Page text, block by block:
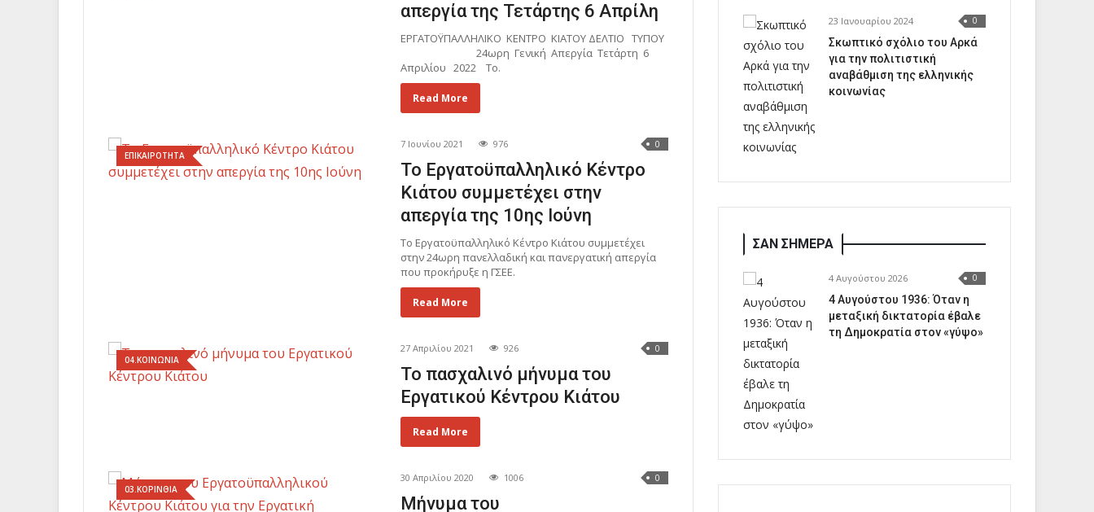
απεργία της Τετάρτης 6 Απρίλη
ΕΡΓΑΤΟΫΠΑΛΛΗΛΙΚΟ ΚΕΝΤΡΟ ΚΙΑΤΟΥ ΔΕΛΤΙΟ ΤΥΠΟΥ
24ωρη Γενική Απεργία Τετάρτη 6
Απριλίου 2022 Το.
Read More
ΕΠΙΚΑΙΡΟΤΗΤΑ
7 Ιουνίου 2021 976 0
Το Εργατοϋπαλληλικό Κέντρο
Κιάτου συμμετέχει στην
απεργία της 10ης Ιούνη
Το Εργατοϋπαλληλικό Κέντρο Κιάτου συμμετέχει
στην 24ωρη πανελλαδική και πανεργατική απεργία
που προκήρυξε η ΓΣΕΕ.
Read More
04.ΚΟΙΝΩΝΙΑ
27 Απριλίου 2021 926 0
Το πασχαλινό μήνυμα του
Εργατικού Κέντρου Κιάτου
Read More
03.ΚΟΡΙΝΘΙΑ
30 Απριλίου 2020 1006 0
Μήνυμα του
23 Ιανουαρίου 2024 0
Σκωπτικό σχόλιο του Αρκά
για την πολιτιστική
αναβάθμιση της ελληνικής
κοινωνίας
ΣΑΝ ΣΗΜΕΡΑ
4 Αυγούστου 2026 0
4 Αυγούστου 1936: Όταν η
μεταξική δικτατορία έβαλε
τη Δημοκρατία στον «γύψο»